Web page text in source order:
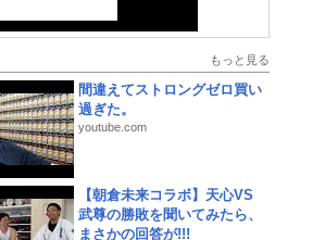
もっと見る
間違えてストロングゼロ買い
過ぎた。
youtube.com
【朝倉未来コラボ】天心VS
武尊の勝敗を聞いてみたら、
まさかの回答が!!!